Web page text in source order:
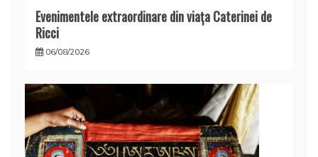
Evenimentele extraordinare din viața Caterinei de
Ricci
06/08/2026